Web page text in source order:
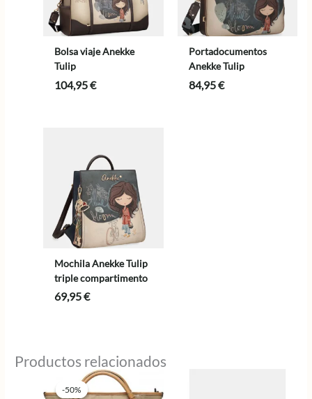
Bolsa viaje Anekke
Tulip
104,95€
Portadocumentos
Anekke Tulip
84,95€
Mochila Anekke Tulip
triple compartimento
69,95€
Productos relacionados
-50%
-50%